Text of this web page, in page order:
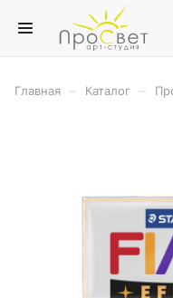
Главная Каталог